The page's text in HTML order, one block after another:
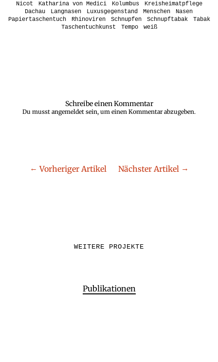
Nicot
Katharina von Medici Kolumbus
Kreisheimatpflege
Dachau
Langnasen Luxusgegenstand Menschen
Nasen
Papiertaschentuch
Rhinoviren Schnupfen Schnupftabak
Tabak
Taschentuchkunst
Tempo weiß
Schreibe einen Kommentar
Du musst angemeldet sein, um einen Kommentar abzugeben.
Vorheriger Artikel Nächster Artikel
WEITERE PROJEKTE
Publikationen